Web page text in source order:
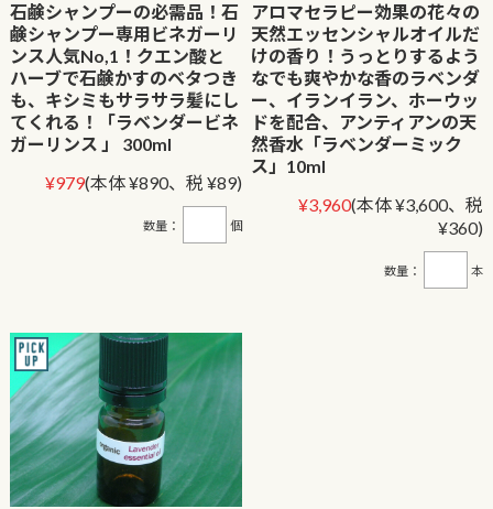
石鹸シャンプーの必需品！石
鹸シャンプー専用ビネガーリ
ンス人気No,1！クエン酸と
ハーブで石鹸かすのベタつき
も、キシミもサラサラ髪にし
てくれる！「ラベンダービネ
ガーリンス 」 300ml
¥979(本体 ¥890、税 ¥89)
数量： 個
アロマセラピー効果の花々の
天然エッセンシャルオイルだ
けの香り！うっとりするよう
なでも爽やかな香のラベンダ
ー、イランイラン、ホーウッ
ドを配合、アンティアンの天
然香水「ラベンダーミック
ス」10ml
¥3,960(本体 ¥3,600、税
¥360)
数量： 本